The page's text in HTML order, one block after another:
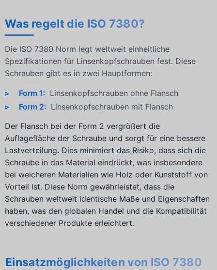
Was regelt die ISO 7380?
Die ISO 7380 Norm legt weltweit einheitliche
Spezifikationen für Linsenkopfschrauben fest. Diese
Schrauben gibt es in zwei Hauptformen:
Form 1: Linsenkopfschrauben ohne Flansch
Form 2: Linsenkopfschrauben mit Flansch
Der Flansch bei der Form 2 vergrößert die
Auflagefläche der Schraube und sorgt für eine bessere
Lastverteilung. Dies minimiert das Risiko, dass sich die
Schraube in das Material eindrückt, was insbesondere
bei weicheren Materialien wie Holz oder Kunststoff von
Vorteil ist. Diese Norm gewährleistet, dass die
Schrauben weltweit identische Maße und Eigenschaften
haben, was den globalen Handel und die Kompatibilität
verschiedener Produkte erleichtert.
Einsatzmöglichkeiten von ISO 7380